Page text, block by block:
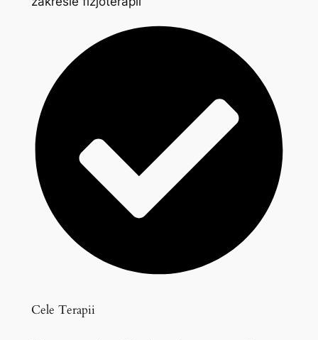
Cele Terapii